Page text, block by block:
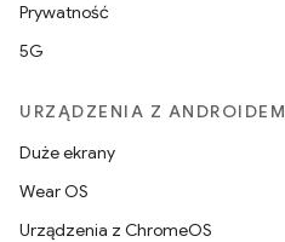
Prywatność
5G
URZĄDZENIA Z ANDROIDEM
Duże ekrany
Wear OS
Urządzenia z ChromeOS